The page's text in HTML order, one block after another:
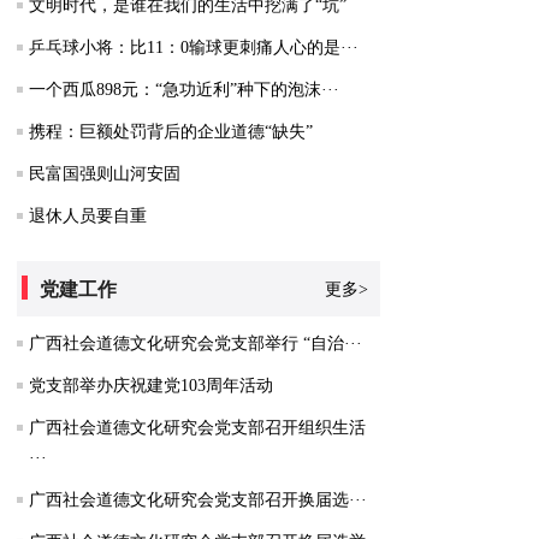
文明时代，是谁在我们的生活中挖满了“坑”
乒乓球小将：比11：0输球更刺痛人心的是···
一个西瓜898元：“急功近利”种下的泡沫···
携程：巨额处罚背后的企业道德“缺失”
民富国强则山河安固
退休人员要自重
党建工作 更多>
广西社会道德文化研究会党支部举行 “自治···
党支部举办庆祝建党103周年活动
广西社会道德文化研究会党支部召开组织生活
···
广西社会道德文化研究会党支部召开换届选···